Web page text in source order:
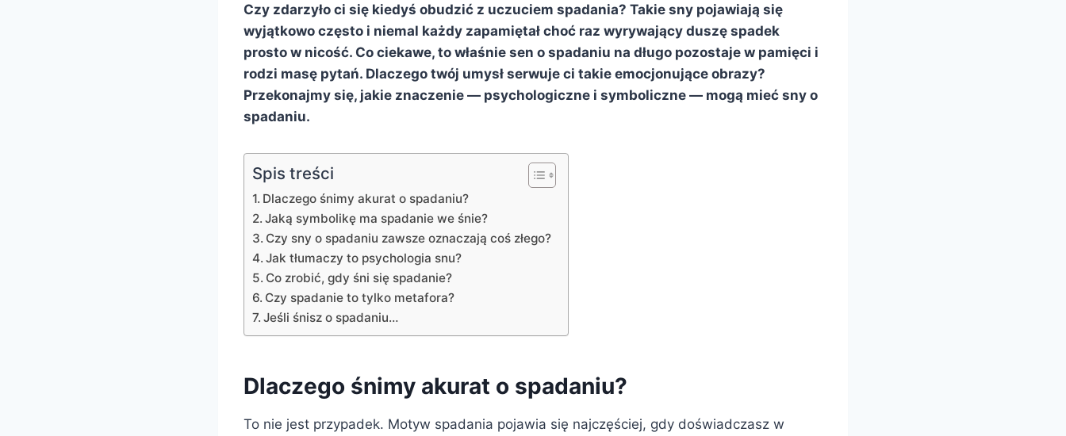
Czy zdarzyło ci się kiedyś obudzić z uczuciem spadania? Takie sny pojawiają się
wyjątkowo często i niemal każdy zapamiętał choć raz wyrywający duszę spadek
prosto w nicość. Co ciekawe, to właśnie sen o spadaniu na długo pozostaje w pamięci i
rodzi masę pytań. Dlaczego twój umysł serwuje ci takie emocjonujące obrazy?
Przekonajmy się, jakie znaczenie — psychologiczne i symboliczne — mogą mieć sny o
spadaniu.
Spis treści
Dlaczego śnimy akurat o spadaniu?
Jaką symbolikę ma spadanie we śnie?
Czy sny o spadaniu zawsze oznaczają coś złego?
Jak tłumaczy to psychologia snu?
Co zrobić, gdy śni się spadanie?
Czy spadanie to tylko metafora?
Jeśli śnisz o spadaniu…
Dlaczego śnimy akurat o spadaniu?
To nie jest przypadek. Motyw spadania pojawia się najczęściej, gdy doświadczasz w